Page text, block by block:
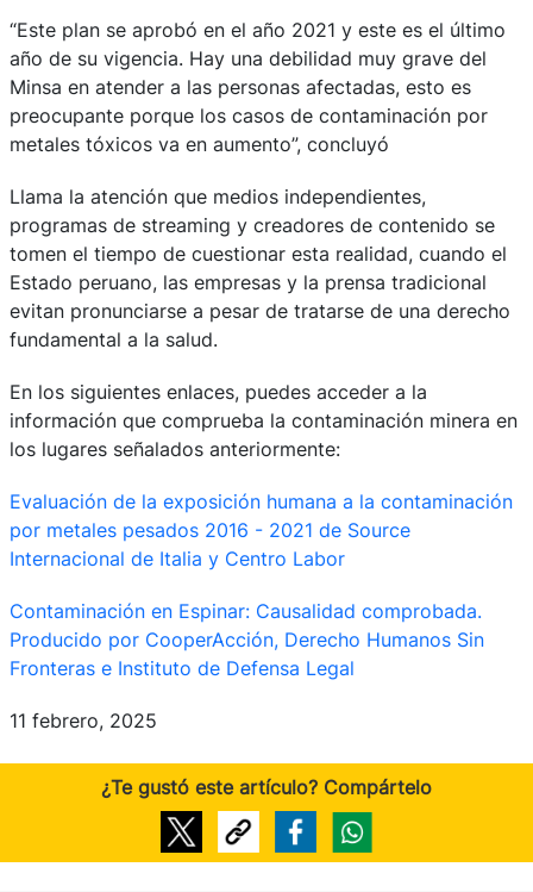
“Este plan se aprobó en el año 2021 y este es el último
año de su vigencia. Hay una debilidad muy grave del
Minsa en atender a las personas afectadas, esto es
preocupante porque los casos de contaminación por
metales tóxicos va en aumento”, concluyó
Llama la atención que medios independientes,
programas de streaming y creadores de contenido se
tomen el tiempo de cuestionar esta realidad, cuando el
Estado peruano, las empresas y la prensa tradicional
evitan pronunciarse a pesar de tratarse de una derecho
fundamental a la salud.
En los siguientes enlaces, puedes acceder a la
información que comprueba la contaminación minera en
los lugares señalados anteriormente:
Evaluación de la exposición humana a la contaminación
por metales pesados 2016 - 2021 de Source
Internacional de Italia y Centro Labor
Contaminación en Espinar: Causalidad comprobada.
Producido por CooperAcción, Derecho Humanos Sin
Fronteras e Instituto de Defensa Legal
11 febrero, 2025
¿Te gustó este artículo? Compártelo